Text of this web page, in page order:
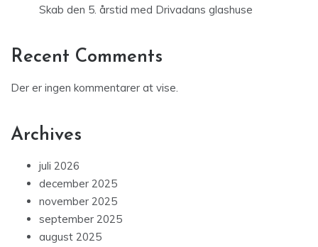
Skab den 5. årstid med Drivadans glashuse
Recent Comments
Der er ingen kommentarer at vise.
Archives
juli 2026
december 2025
november 2025
september 2025
august 2025